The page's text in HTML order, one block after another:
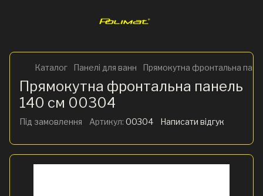
Каталог Панелі для ванн Прямокутна фронтальна
Прямокутна фронтальна панель
140 см 00304
Під замовлення Артикул: 00304 Написати відгук